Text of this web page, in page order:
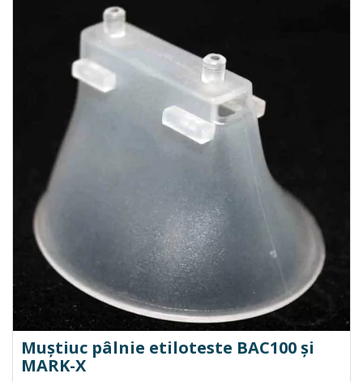
Muștiuc pâlnie etiloteste BAC100 și
MARK-X